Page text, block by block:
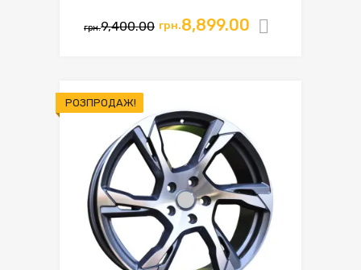
грн.9,400.00 грн.8,899.00
РОЗПРОДАЖ!